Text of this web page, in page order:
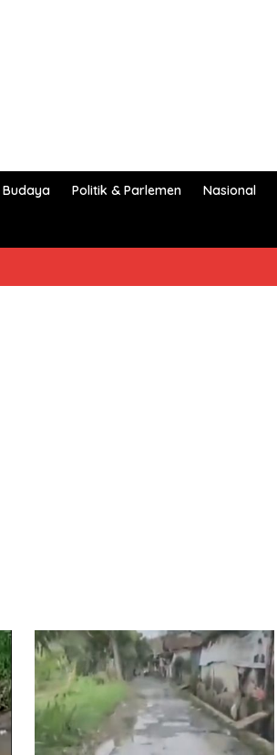
Budaya Politik & Parlemen Nasional